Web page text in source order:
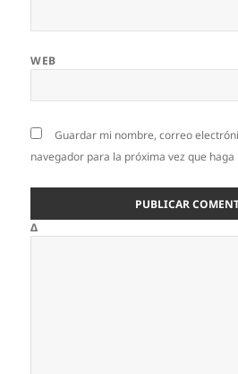
WEB
Guardar mi nombre, correo
navegador para la próxima vez que
Δ